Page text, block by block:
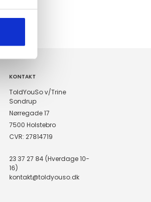
KONTAKT
ToldYouSo v/Trine
Sondrup
Nørregade 17
7500 Holstebro
CVR: 27814719
23 37 27 84 (Hverdage 10-
16)
kontakt@toldyouso.dk